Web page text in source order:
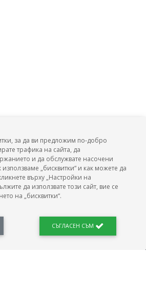
БГ Заплати
кариерно ориентиране. Списък на всички
Минимален облагаем доход. Калкулатор
за да ви предложим по-добро
трафика на сайта, да
и да обслужвате насочени
„бисквитки“ и как можете да
върху „Настройки на
да използвате този сайт, вие се
на „бисквитки“.
СЪГЛАСЕН СЪМ